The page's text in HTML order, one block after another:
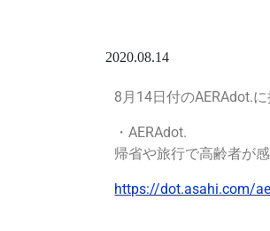
2020.08.14
8 月14日付のAERAdot.
・AERAdot.
帰省や旅行で高齢者が
https://dot.asahi.com/